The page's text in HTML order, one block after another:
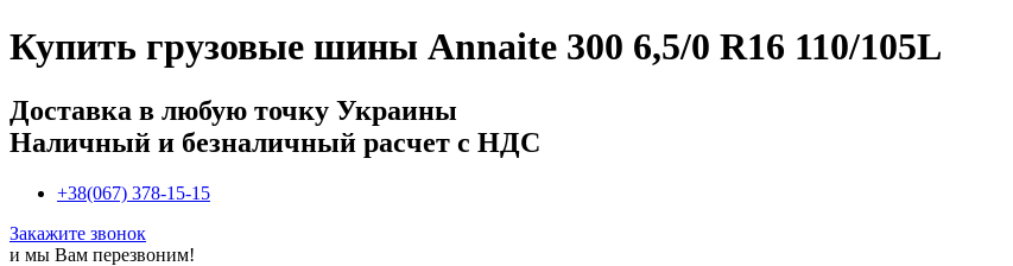
Купить грузовые шины Annaite 300 6,5/0 R16 110/105L
Доставка в любую точку Украины
Наличный и безналичный расчет с НДС
+38(067) 378-15-15
Закажите звонок
и мы Вам перезвоним!